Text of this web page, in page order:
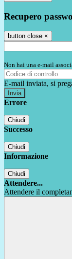
Recupero
button close ×
Non hai una e-mail
E-mail inviata, si
Errore
Chiudi
Successo
Chiudi
Informazione
Chiudi
Attendere...
Attendere il